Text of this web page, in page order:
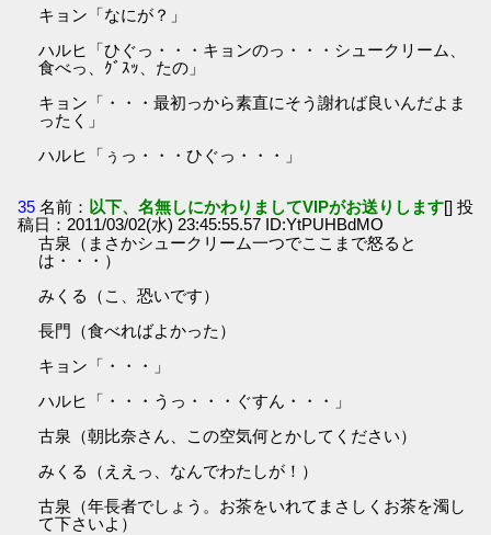
キョン「なにが？」
ハルヒ「ひぐっ・・・キョンのっ・・・シュークリーム、
食べっ、ｸﾞｽｯ、たの」
キョン「・・・最初っから素直にそう謝れば良いんだよま
ったく」
ハルヒ「ぅっ・・・ひぐっ・・・」
35 名前： 以下、名無しにかわりましてVIPがお送りします[] 投
稿日：2011/03/02(水) 23:45:55.57 ID:YtPUHBdMO
古泉（まさかシュークリーム一つでここまで怒ると
は・・・）
みくる（こ、恐いです）
長門（食べればよかった）
キョン「・・・」
ハルヒ「・・・うっ・・・ぐすん・・・」
古泉（朝比奈さん、この空気何とかしてください）
みくる（ええっ、なんでわたしが！）
古泉（年長者でしょう。お茶をいれてまさしくお茶を濁し
て下さいよ）